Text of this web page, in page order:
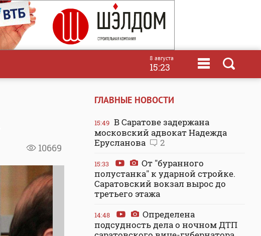
8 августа
15:23
10669
ГЛАВНЫЕ НОВОСТИ
15:49 В Саратове задержана
московский адвокат Надежда
Ерусланова
2
15:33
От "буранного
полустанка" к ударной стройке.
Саратовский вокзал вырос до
третьего этажа
14:48
Определена
подсудность дела о ночном ДТП